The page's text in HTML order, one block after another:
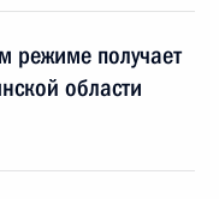
режиме получает
области